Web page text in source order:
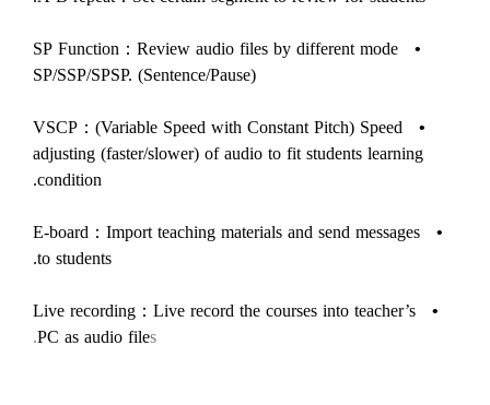
•
SP Function：Review audio files by different mode
SP/SSP/SPSP. (Sentence/Pause)
•
VSCP：(Variable Speed with Constant Pitch) Speed
adjusting (faster/slower) of audio to fit students learning
condition.
•
E-board：Import teaching materials and send messages
to students.
•
Live recording：Live record the courses into teacher’s
PC as audio files.